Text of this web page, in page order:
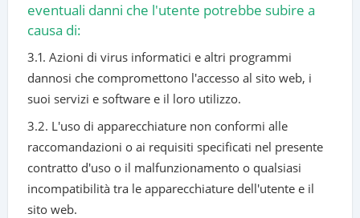
eventuali danni che l'utente potrebbe subire a
causa di:
3.1. Azioni di virus informatici e altri programmi
dannosi che compromettono l'accesso al sito web, i
suoi servizi e software e il loro utilizzo.
3.2. L'uso di apparecchiature non conformi alle
raccomandazioni o ai requisiti specificati nel presente
contratto d'uso o il malfunzionamento o qualsiasi
incompatibilità tra le apparecchiature dell'utente e il
sito web.